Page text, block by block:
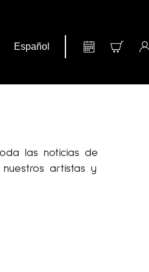
las noticias de
artistas y